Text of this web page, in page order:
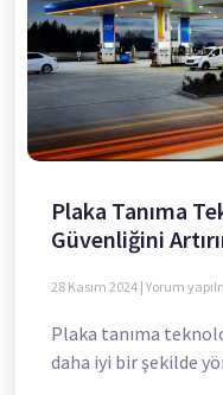
Plaka Tanıma
Güvenliğini
28 Kasım 2024 Yorum
Plaka tanıma
daha iyi bir şekilde